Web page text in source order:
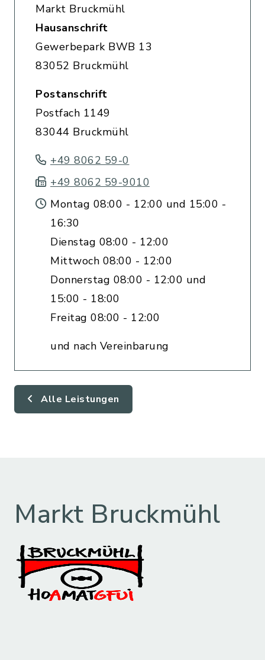
Markt Bruckmühl
Hausanschrift
Gewerbepark BWB 13
83052 Bruckmühl
Postanschrift
Postfach 1149
83044 Bruckmühl
+49 8062 59-0
+49 8062 59-9010
Montag 08:00 - 12:00 und 15:00 -
16:30
Dienstag 08:00 - 12:00
Mittwoch 08:00 - 12:00
Donnerstag 08:00 - 12:00 und
15:00 - 18:00
Freitag 08:00 - 12:00
und nach Vereinbarung
Alle Leistungen
Markt Bruckmühl